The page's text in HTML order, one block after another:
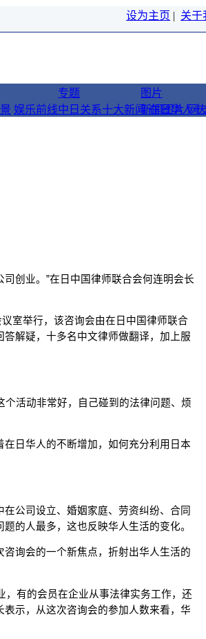
设为主页 | 关于
娱乐前线
专题
中日关系十大新闻 在日华人
图片
新闻图片 网
创业。”在日中国律师联合会何连明会长
室举行，该咨询会由在日中国律师联合
解疑，十多名中文律师做翻译，加上服
活动非常好，自己碰到的法律问题、烦
日华人的不断增加，如何充分利用日本
公司设立、婚姻家庭、劳资纠纷、合同
的人最多，这也反映华人生活的变化。
询会的一个新焦点，折射出华人生活的
有的会员在企业从事法律实务工作，还
示，从这次咨询会的参加人数来看，华